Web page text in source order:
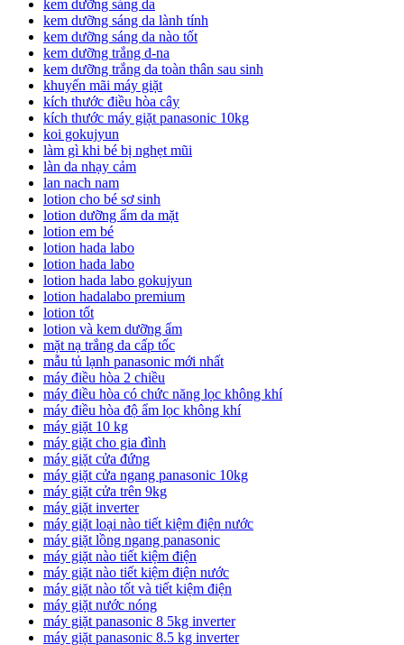
kem dưỡng sáng da
kem dưỡng sáng da lành tính
kem dưỡng sáng da nào tốt
kem dưỡng trắng d-na
kem dưỡng trắng da toàn thân sau sinh
khuyến mãi máy giặt
kích thước điều hòa cây
kích thước máy giặt panasonic 10kg
koi gokujyun
làm gì khi bé bị nghẹt mũi
làn da nhạy cảm
lan nach nam
lotion cho bé sơ sinh
lotion dưỡng ẩm da mặt
lotion em bé
lotion hada labo
lotion hada labo
lotion hada labo gokujyun
lotion hadalabo premium
lotion tốt
lotion và kem dưỡng ẩm
mặt nạ trắng da cấp tốc
mẫu tủ lạnh panasonic mới nhất
máy điều hòa 2 chiều
máy điều hòa có chức năng lọc không khí
máy điều hòa độ ẩm lọc không khí
máy giặt 10 kg
máy giặt cho gia đình
máy giặt cửa đứng
máy giặt cửa ngang panasonic 10kg
máy giặt cửa trên 9kg
máy giặt inverter
máy giặt loại nào tiết kiệm điện nước
máy giặt lồng ngang panasonic
máy giặt nào tiết kiệm điện
máy giặt nào tiết kiệm điện nước
máy giặt nào tốt và tiết kiệm điện
máy giặt nước nóng
máy giặt panasonic 8 5kg inverter
máy giặt panasonic 8.5 kg inverter